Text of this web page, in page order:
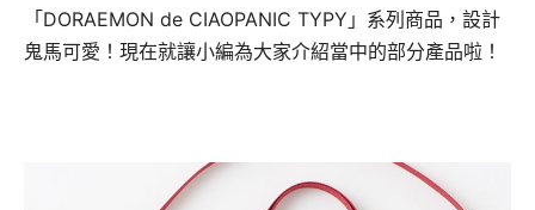
「DORAEMON de CIAOPANIC TYPY」系列商品，設計
鬼馬可愛！現在就讓小編為大家介紹當中的部分產品啦！